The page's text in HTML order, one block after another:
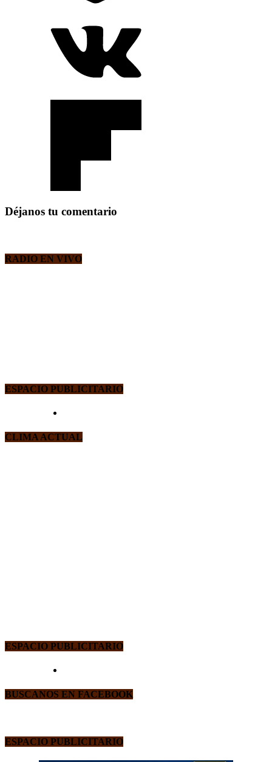
Déjanos tu comentario
RADIO EN VIVO
ESPACIO PUBLICITARIO
CLIMA ACTUAL
ESPACIO PUBLICITARIO
BUSCANOS EN FACEBOOK
ESPACIO PUBLICITARIO